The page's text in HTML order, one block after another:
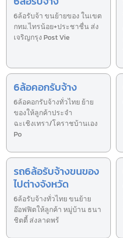
6ล้อรับจ้า ขนย้ายของ ในเขต
กทม.ไทรน้อย+ประชาชื่น ส่ง
เจริญกรุง Post Vie
6ล้อคอกรับจ้าง
6ล้อคอกรับจ้างทั่วไทย ย้าย
ของให้ลูกค้าประจำ
ฉะเชิงเทรา/โคราชบ้านเอง
Po
รถ6ล้อรับจ้างขนของ
ไปต่างจังหวัด
6ล้อรับจ้างทั่วไทย ขนย้าย
อ๊อฟฟิตให้ลูกค้า หมู่บ้าน ธนา
ชิตตี้ ส่งลาดพร้